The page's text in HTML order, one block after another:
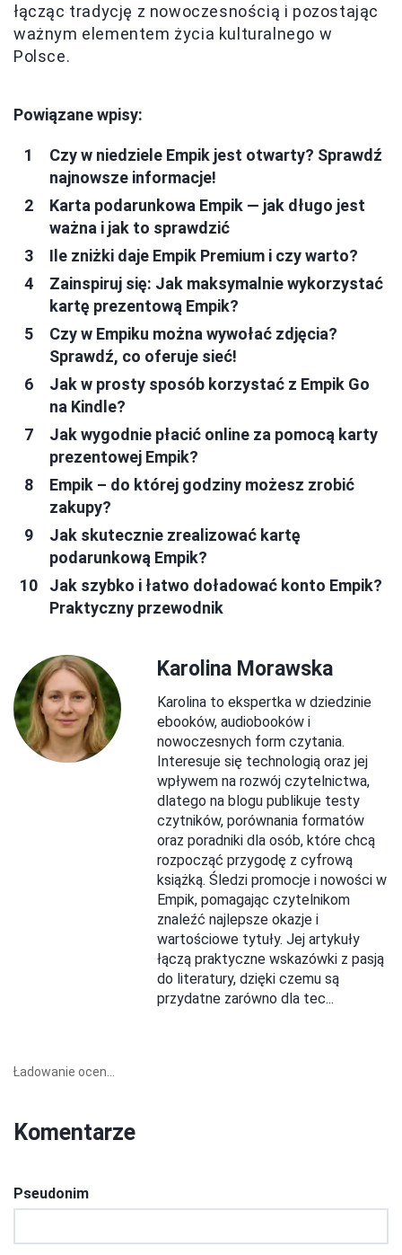
łącząc tradycję z nowoczesnością i pozostając
ważnym elementem życia kulturalnego w
Polsce.
Powiązane wpisy:
Czy w niedziele Empik jest otwarty? Sprawdź
najnowsze informacje!
Karta podarunkowa Empik — jak długo jest
ważna i jak to sprawdzić
Ile zniżki daje Empik Premium i czy warto?
Zainspiruj się: Jak maksymalnie wykorzystać
kartę prezentową Empik?
Czy w Empiku można wywołać zdjęcia?
Sprawdź, co oferuje sieć!
Jak w prosty sposób korzystać z Empik Go
na Kindle?
Jak wygodnie płacić online za pomocą karty
prezentowej Empik?
Empik – do której godziny możesz zrobić
zakupy?
Jak skutecznie zrealizować kartę
podarunkową Empik?
Jak szybko i łatwo doładować konto Empik?
Praktyczny przewodnik
Karolina Morawska
Karolina to ekspertka w dziedzinie
ebooków, audiobooków i
nowoczesnych form czytania.
Interesuje się technologią oraz jej
wpływem na rozwój czytelnictwa,
dlatego na blogu publikuje testy
czytników, porównania formatów
oraz poradniki dla osób, które chcą
rozpocząć przygodę z cyfrową
książką. Śledzi promocje i nowości w
Empik, pomagając czytelnikom
znaleźć najlepsze okazje i
wartościowe tytuły. Jej artykuły
łączą praktyczne wskazówki z pasją
do literatury, dzięki czemu są
przydatne zarówno dla tec...
Ładowanie ocen...
Komentarze
Pseudonim